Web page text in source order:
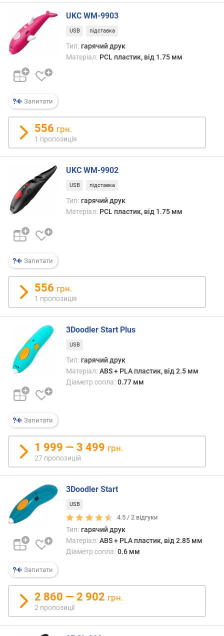
в
д
г
у
а
м
з
а
д
д
о
д
в
а
н
я
з
а
к
і
ь
к
і
с
ю
п
о
п
о
з
и
ц
й
і
н
д
м
т
Запитати
UKC WM-9903
USB підставка
Тип: гарячий друк
Матеріал: PCL пластик, від 1.75 мм
556 грн.
1 пропозиція
Запитати
UKC WM-9902
USB підставка
Тип: гарячий друк
Матеріал: PCL пластик, від 1.75 мм
556 грн.
1 пропозиція
Запитати
3Doodler Start Plus
USB
Тип: гарячий друк
Матеріал: ABS + PLA пластик, від 2.5 мм
Діаметр сопла: 0.77 мм
1 999 — 3 499 грн.
27 пропозицій
Запитати
3Doodler Start
USB
4.5 /2 відгуки
Тип: гарячий друк
Матеріал: ABS + PLA пластик, від 2.85 мм
Діаметр сопла: 0.6 мм
2 860 — 2 902 грн.
2 пропозиції